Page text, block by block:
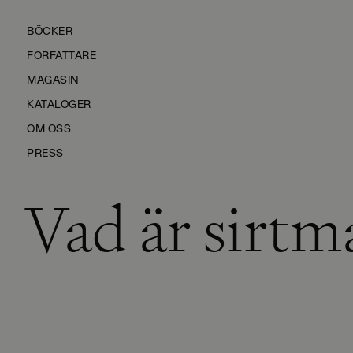
BÖCKER
FÖRFATTARE
MAGASIN
KATALOGER
OM OSS
PRESS
KONTAKTA OSS
HÅLLBARHET
Vad är